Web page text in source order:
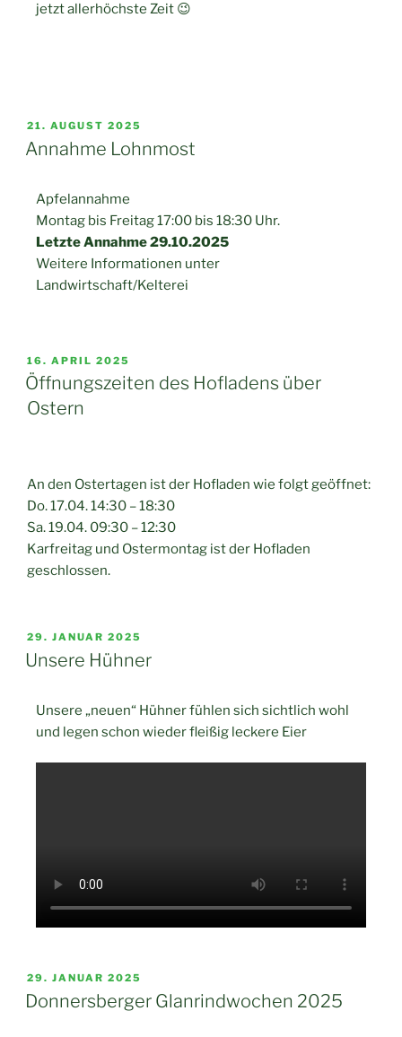
jetzt allerhöchste Zeit 😉
21. AUGUST 2025
Annahme Lohnmost
Apfelannahme
Montag bis Freitag 17:00 bis 18:30 Uhr.
Letzte Annahme 29.10.2025
Weitere Informationen unter
Landwirtschaft/Kelterei
16. APRIL 2025
Öffnungszeiten des Hofladens über
Ostern
An den Ostertagen ist der Hofladen wie folgt geöffnet:
Do. 17.04. 14:30 – 18:30
Sa. 19.04. 09:30 – 12:30
Karfreitag und Ostermontag ist der Hofladen
geschlossen.
29. JANUAR 2025
Unsere Hühner
Unsere „neuen“ Hühner fühlen sich sichtlich wohl
und legen schon wieder fleißig leckere Eier
29. JANUAR 2025
Donnersberger Glanrindwochen 2025